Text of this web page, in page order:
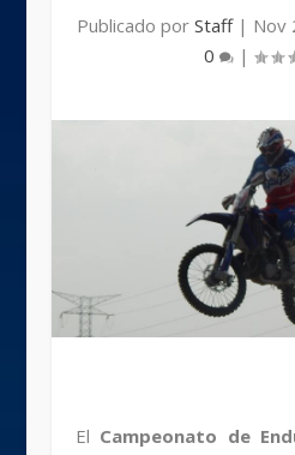
Publicado por Staff| Nov
0
|
El Campeonato de